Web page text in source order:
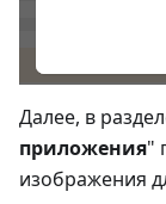
Далее, в
приложения"
изображения